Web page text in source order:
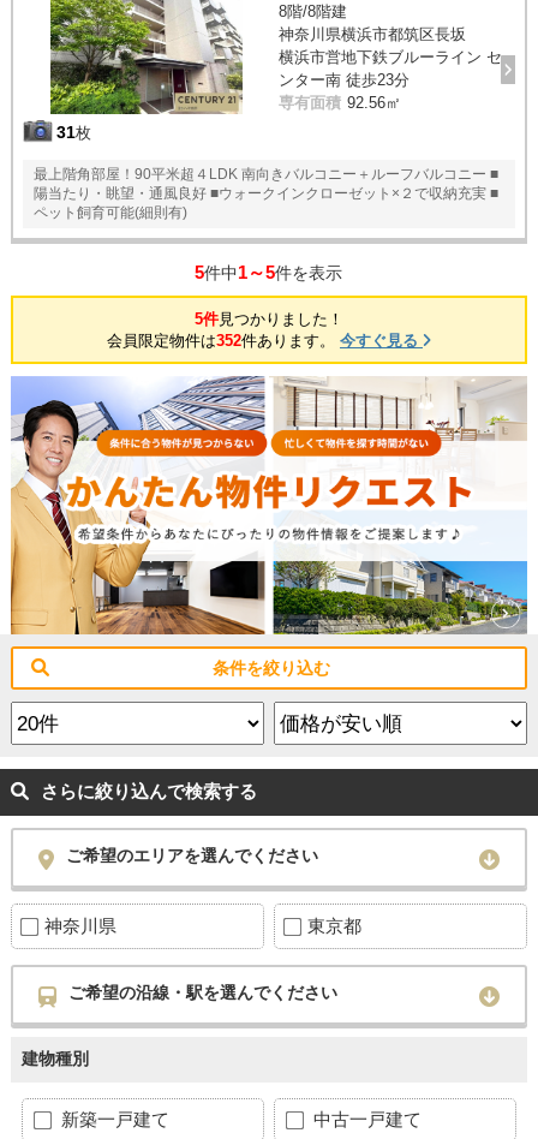
31枚
8階/8階建
神奈川県横浜市都筑区長坂
横浜市営地下鉄ブルーライン セ
ンター南 徒歩23分
専有面積 92.56㎡
最上階角部屋！90平米超４LDK 南向きバルコニー＋ルーフバルコニー ■
陽当たり・眺望・通風良好 ■ウォークインクローゼット×２で収納充実 ■
ペット飼育可能(細則有)
5件中1～5件を表示
5件見つかりました！
会員限定物件は352件あります。 今すぐ見る
条件を絞り込む
さらに絞り込んで検索する
ご希望のエリアを選んでください
神奈川県 東京都
ご希望の沿線・駅を選んでください
建物種別
新築一戸建て 中古一戸建て